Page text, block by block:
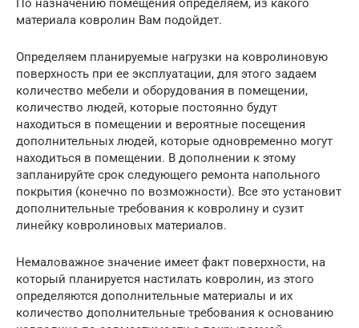
По назначению помещения определяем, из какого
материала ковролин Вам подойдет.
Определяем планируемые нагрузки на ковролиновую
поверхность при ее эксплуатации, для этого задаем
количество мебели и оборудования в помещении,
количество людей, которые постоянно будут
находиться в помещении и вероятные посещения
дополнительных людей, которые одновременно могут
находиться в помещении. В дополнении к этому
запланируйте срок следующего ремонта напольного
покрытия (конечно по возможности). Все это установит
дополнительные требования к ковролину и сузит
линейку ковролиновых материалов.
Немаловажное значение имеет факт поверхности, на
который планируется настилать ковролин, из этого
определяются дополнительные материалы и их
количество дополнительные требования к основанию